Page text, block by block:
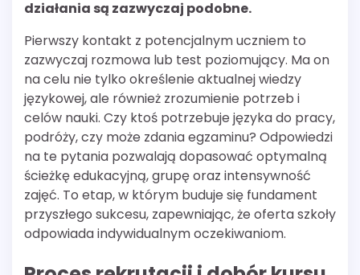
działania są zazwyczaj podobne.
Pierwszy kontakt z potencjalnym uczniem to
zazwyczaj rozmowa lub test poziomujący. Ma on
na celu nie tylko określenie aktualnej wiedzy
językowej, ale również zrozumienie potrzeb i
celów nauki. Czy ktoś potrzebuje języka do pracy,
podróży, czy może zdania egzaminu? Odpowiedzi
na te pytania pozwalają dopasować optymalną
ścieżkę edukacyjną, grupę oraz intensywność
zajęć. To etap, w którym buduje się fundament
przyszłego sukcesu, zapewniając, że oferta szkoły
odpowiada indywidualnym oczekiwaniom.